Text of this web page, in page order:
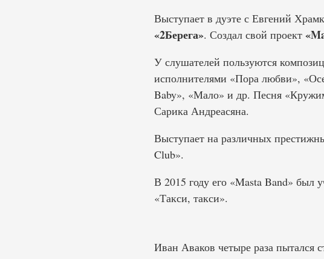
Выступает в дуэте с Евгений
«2Берега». Создал свой проект
У слушателей пользуются
исполнителями «Пора любви»,
Baby», «Мало» и др. Песня
Сарика Андреасяна.
Выступает на различных
Club».
В 2015 году его «Masta Band» был
«Такси, такси».
Иван Аваков четыре раза пытался